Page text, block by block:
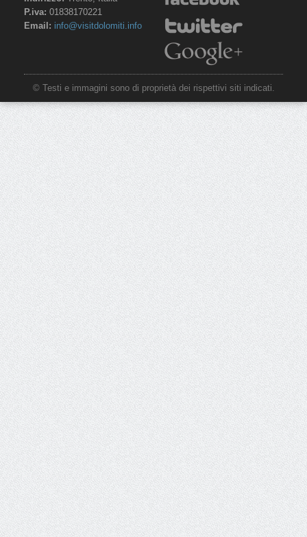
P.iva: 01838170221
Email: info@visitdolomiti.info
© Testi e immagini sono di proprietà dei rispettivi siti indicati.